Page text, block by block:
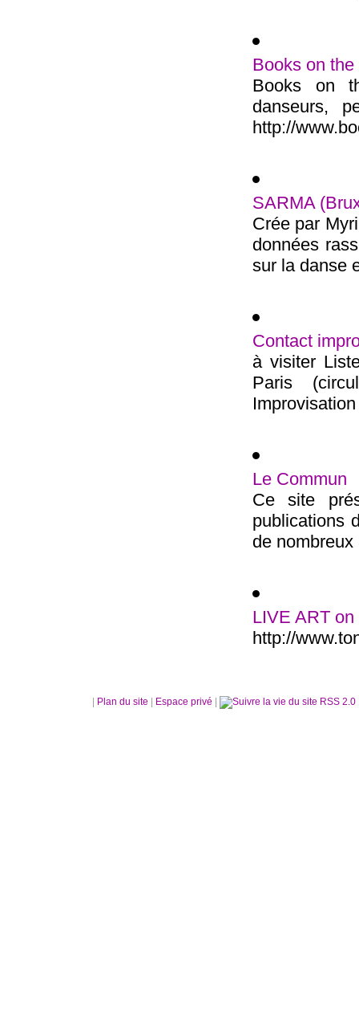
Books on the
Books on
danseurs,
http://
SARMA
Crée par
données
sur la danse
Contact
à visiter
Paris
Le Commun
Ce site
publications
de
LIVE ART
http://
Plan du site Espace privé RSS 2.0